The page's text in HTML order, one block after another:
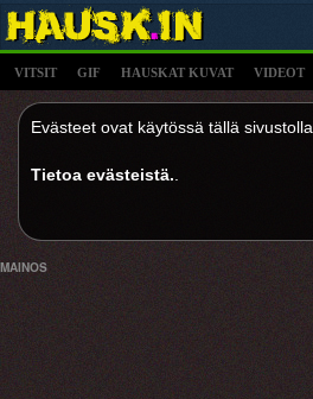
VITSIT GIF HAUSKAT KUVAT VIDEOT
Evästeet ovat käytössä tällä sivustolla.
Tietoa evästeistä.
MAINOS